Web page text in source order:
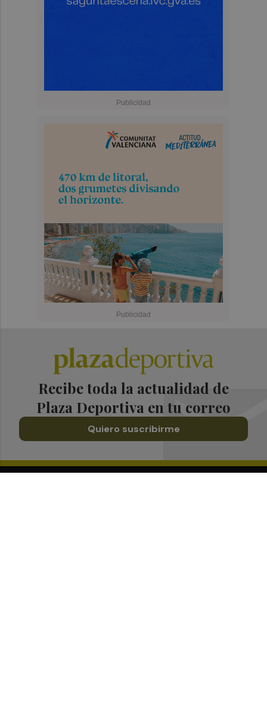
Recibe toda la actualidad de
Plaza Deportiva en tu correo
Quiero suscribirme